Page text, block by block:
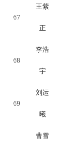
67
王紫
正
68
李浩
宇
69
刘运
曦
曹雪